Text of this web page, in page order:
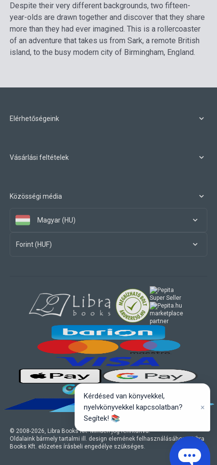
Despite their very different backgrounds, two fifteen-
year-olds are drawn together and discover that they share
more than they had ever imagined. This is a rollercoaster
of an adventure that takes us from Sark, a remote British
island, to the busy modern city of Birmingham, England.
Elérhetőségeink
Vásárlási feltételek
Közösségi média
Magyar (HU)
Forint (HUF)
© 2008-2026 , Libra Books Kft. Minden jog fenntartva.
Oldalaink bármely tartalmi ill. design elemének felhasználásához a Libra
Books Kft. előzetes írásbeli engedélye szükséges.
marketplace
partner
Kérdésed van könyvekkel,
nyelvkönyvekkel kapcsolatban?
Segítek! 📚
×